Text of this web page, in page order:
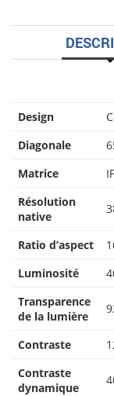
Design
Diagonale
Matrice
Résolution
native
Ratio d’aspect
Luminosité
Transparence
de la lumière
Contraste
Contraste
dynamique